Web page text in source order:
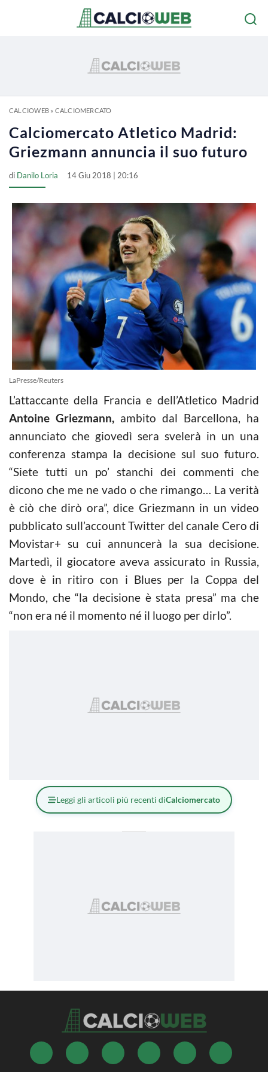
CALCIOWEB» CALCIOMERCATO
Calciomercato Atletico Madrid:
Griezmann annuncia il suo futuro
di Danilo Loria 14 Giu 2018 | 20:16
LaPresse/Reuters
L’attaccante della Francia e dell’Atletico Madrid
Antoine Griezmann, ambito dal Barcellona, ha
annunciato che giovedì sera svelerà in un una
conferenza stampa la decisione sul suo futuro.
“Siete tutti un po’ stanchi dei commenti che
dicono che me ne vado o che rimango… La verità
è ciò che dirò ora”, dice Griezmann in un video
pubblicato sull’account Twitter del canale Cero di
Movistar+ su cui annuncerà la sua decisione.
Martedì, il giocatore aveva assicurato in Russia,
dove è in ritiro con i Blues per la Coppa del
Mondo, che “la decisione è stata presa” ma che
“non era né il momento né il luogo per dirlo”.
Leggi gli articoli più recenti diCalciomercato